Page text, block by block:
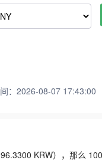
：2026-08-07 17:43:00
KRW），那么